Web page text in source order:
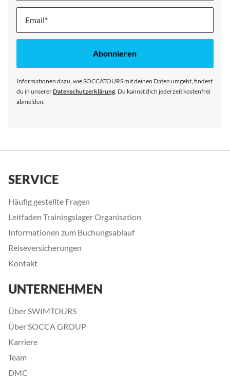
Melde
für
Abonnieren
Informationen dazu, wie SOCCATOURS mit deinen Daten umgeht, findest
du in unsererDatenschutzerklärung . Du kannst dich jederzeit kostenfrei
abmelden.
SERVICE
Häufig gestellte Fragen
Leitfaden Trainingslager Organisation
Informationen zum Buchungsablauf
Reiseversicherungen
Kontakt
UNTERNEHMEN
Über SWIMTOURS
Über SOCCA GROUP
Karriere
Team
DMC